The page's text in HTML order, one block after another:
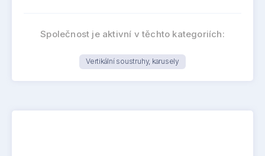
Společnost je aktivní v těchto kategoriích:
Vertikální soustruhy, karusely